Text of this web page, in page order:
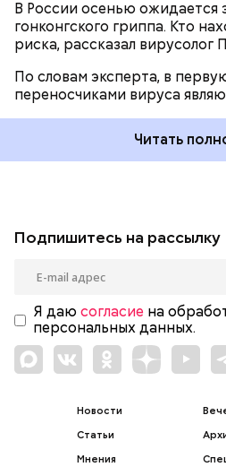
В России осенью ожидается
гонконгского гриппа. Кто
риска, рассказал вирусолог
По словам эксперта, в
переносчиками вируса
Читать
Подпишитесь на рассылку
Я даю согласие на
персональных данных.
Новости
Статьи
Мнения